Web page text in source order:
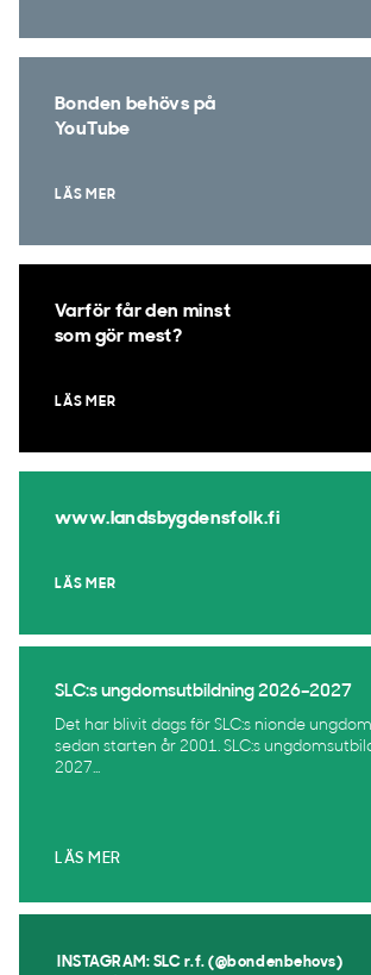
Bonden behövs på
YouTube
LÄS MER
Varför får den minst
som gör mest?
LÄS MER
www.landsbygdensfolk.fi
LÄS MER
SLC:s ungdomsutbildning 2026–2027
Det har blivit dags för SLC:s nionde
sedan starten år 2001. SLC:s
2027...
LÄS MER
INSTAGRAM: SLC r.f. (@bondenbehovs)